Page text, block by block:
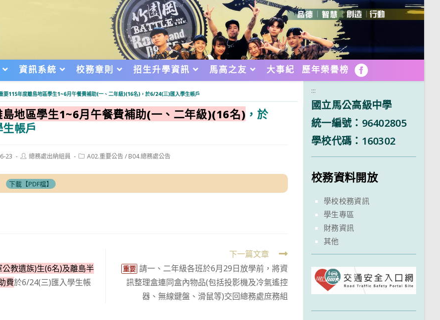
資訊系統 校務章則 招生升學資訊 馬高之友 大事紀 歷年榮譽榜 FB
要115年度離島地區學生1~6月午餐費補助(一、二年級)(16名)，於6/24(三)匯入學生帳戶
地區學生1~6月午餐費補助(一、二年級)(16名) ，於
帳戶
23
Post總務處出納組員
PostA02.重要公告/ B04.總務處公告
下載【PDF檔】
教遺族)生(6名)及離島半
費於6/24(三)匯入學生帳
下一篇文章
重要 請一、二年級各班於6月29日放學前，將資
訊整理盒連同盒內物品(包括投影機及冷氣遙控
器、無線鍵盤、滑鼠等)交回總務處庶務組
:::
國立馬公高級中學
統一編號：96402805
學校代碼：160302
校務資料開放
學校校務資訊
學生專區
財務資訊
其他